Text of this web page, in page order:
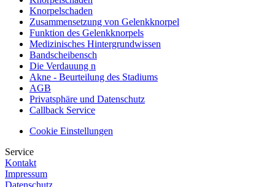
Knorpelschaden
Zusammensetzung von Gelenkknorpel
Funktion des Gelenkknorpels
Medizinisches Hintergrundwissen
Bandscheibensch
Die Verdauung n
Akne - Beurteilung des Stadiums
AGB
Privatsphäre und Datenschutz
Callback Service
Cookie Einstellungen
Service
Kontakt
Impressum
Datenschutz